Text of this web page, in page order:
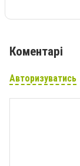
Коментарі
Авторизуватись